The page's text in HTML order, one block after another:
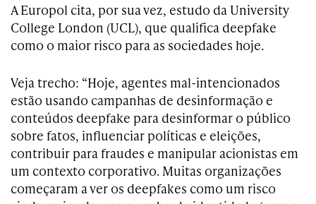
A Europol cita, por sua vez, estudo da University
College London (UCL), que qualifica deepfake
como o maior risco para as sociedades hoje.
Veja trecho: “Hoje, agentes mal-intencionados
estão usando campanhas de desinformação e
conteúdos deepfake para desinformar o público
sobre fatos, influenciar políticas e eleições,
contribuir para fraudes e manipular acionistas em
um contexto corporativo. Muitas organizações
começaram a ver os deepfakes como um risco